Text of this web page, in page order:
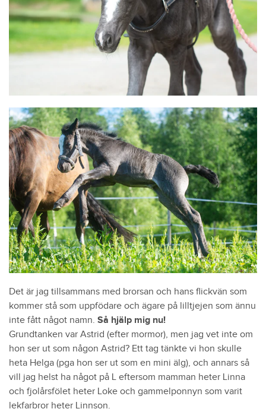
Det är jag tillsammans med brorsan och hans flickvän som
kommer stå som uppfödare och ägare på lilltjejen som ännu
inte fått något namn. Så hjälp mig nu!
Grundtanken var Astrid (efter mormor), men jag vet inte om
hon ser ut som någon Astrid? Ett tag tänkte vi hon skulle
heta Helga (pga hon ser ut som en mini älg), och annars så
vill jag helst ha något på L eftersom mamman heter Linna
och fjolårsfölet heter Loke och gammelponnyn som varit
lekfarbror heter Linnson.